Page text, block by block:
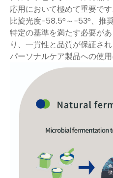
応用において極めて重要で
比旋光度-58.5°～-53°、推
特定の基準を満たす必要が
り、一貫性と品質が保証さ
パーソナルケア製品への使用